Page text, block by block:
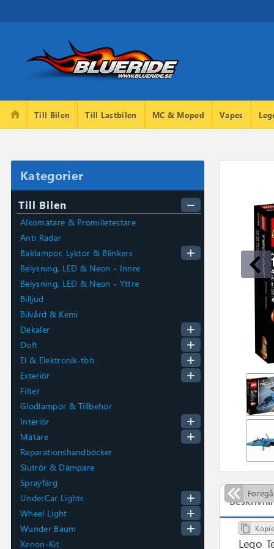
home Till Bilen Till Lastbilen MC & Moped Vapes
Kategorier
Till Bilen remove
Alkomätare & Promilletestare
Anti Radar
Baklampor, Lyktor & Blinkers
add
Belysning, LED & Neon - Innre
Belysning, LED & Neon - Yttre
Billjud
Bilvård & Kemi
Dekaler
add
Doft add
El & Elektronik-tbh add
Exteriör add
Filter
Glödlampor & Tillbehör
Interiör
add
Mätare add
Reparationshandböcker
Slutrör & Dämpare
Sprayfärg
UnderCar Lights
add
Wheel Light add
Wunder Baum add
Xenon-Kit

Lego